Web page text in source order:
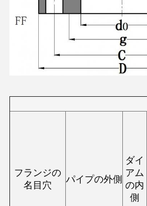
フランジの
名目穴
パイプの外側
ダイ
アム
の内
側